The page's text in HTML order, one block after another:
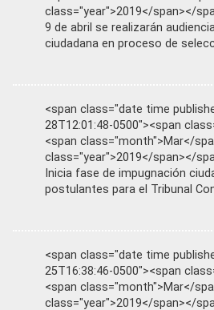
class="year">2019</span></
9 de abril se realizarán
ciudadana en proceso de
<span class="date time
28T12:01:48-0500"><span
<span class="month">Mar</
class="year">2019</span></
Inicia fase de impugnación
postulantes para el Tribunal
<span class="date time
25T16:38:46-0500"><span
<span class="month">Mar</
class="year">2019</span></